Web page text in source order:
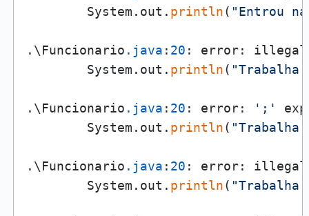
        System.out.
println( "Entrou
.\Funcionario .java : 20 : error: illegal
        System.out.
println( "Trabalha
.\Funcionario .java : 20 : error: ';'
        System.out.
println( "Trabalha
.\Funcionario .java : 20 : error: illegal
        System.out.
println( "Trabalha